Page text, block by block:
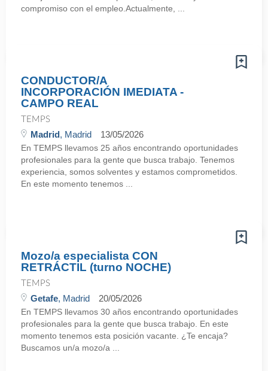
compromiso con el empleo.Actualmente, ...
CONDUCTOR/A
INCORPORACIÓN IMEDIATA -
CAMPO REAL
TEMPS
Madrid, Madrid 13/05/2026
En TEMPS llevamos 25 años encontrando oportunidades
profesionales para la gente que busca trabajo. Tenemos
experiencia, somos solventes y estamos comprometidos.
En este momento tenemos ...
Mozo/a especialista CON
RETRÁCTIL (turno NOCHE)
TEMPS
Getafe, Madrid 20/05/2026
En TEMPS llevamos 30 años encontrando oportunidades
profesionales para la gente que busca trabajo. En este
momento tenemos esta posición vacante. ¿Te encaja?
Buscamos un/a mozo/a ...